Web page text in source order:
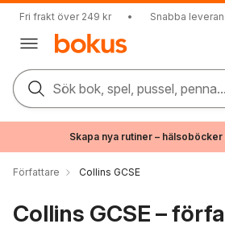
Fri frakt över 249 kr • Snabba
Sök bok, spel, pussel, penna...
Skapa nya rutiner –
Författare Collins GCSE
Collins GCSE –